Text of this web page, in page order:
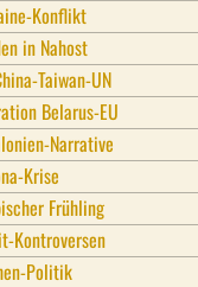
Konflikt
in Nahost
Taiwan-UN
Belarus-EU
Narrative
Krise
Frühling
Kontroversen
Politik